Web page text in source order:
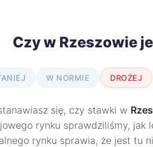
Czy w Rzeszowie
W NORMIE DROŻEJ
się, czy stawki w
rynku sprawdziliśmy, jak
rynku sprawia, że jest tu